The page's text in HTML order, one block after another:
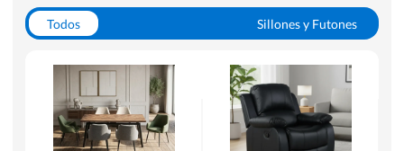
Todos
Sillones y Futones
Escritorios y Sillas PC
Racks y Muebles TV
Alfombras